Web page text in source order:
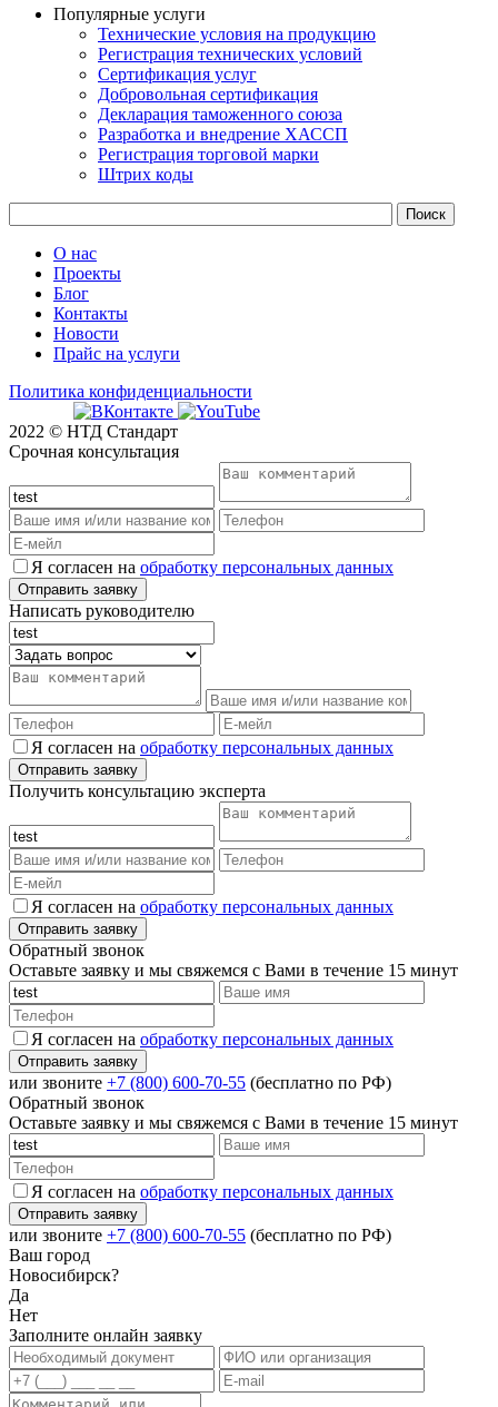
Популярные услуги
Технические условия на продукцию
Регистрация технических условий
Сертификация услуг
Добровольная сертификация
Декларация таможенного союза
Разработка и внедрение ХАССП
Регистрация торговой марки
Штрих коды
О нас
Проекты
Блог
Контакты
Новости
Прайс на услуги
Политика конфиденциальности
2022 © НТД Стандарт
Срочная консультация
Я согласен на обработку персональных данных
Написать руководителю
Я согласен на обработку персональных данных
Получить консультацию эксперта
Я согласен на обработку персональных данных
Обратный звонок
Оставьте заявку и мы свяжемся с Вами в течение 15 минут
Я согласен на обработку персональных данных
или звоните +7 (800) 600-70-55 (бесплатно по РФ)
Обратный звонок
Оставьте заявку и мы свяжемся с Вами в течение 15 минут
Я согласен на обработку персональных данных
или звоните +7 (800) 600-70-55 (бесплатно по РФ)
Ваш город
Новосибирск?
Да
Нет
Заполните онлайн заявку